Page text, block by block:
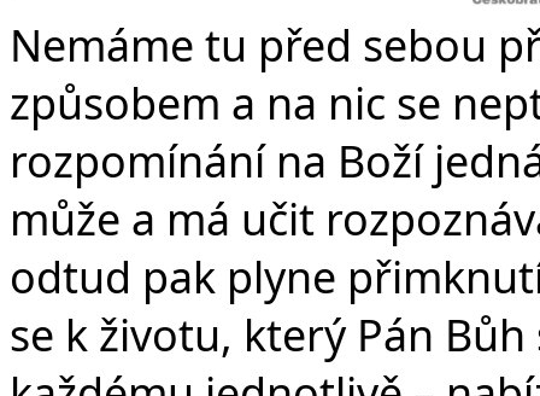
Nemáme tu před sebou
způsobem a na nic se
rozpomínání na Boží
může a má učit
odtud pak plyne
se k životu, který Pán